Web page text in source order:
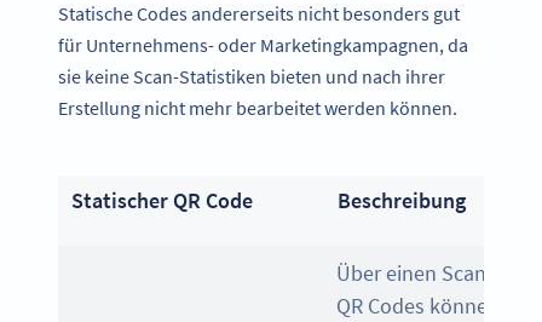
Statische Codes andererseits nicht besonders gut
für Unternehmens- oder Marketingkampagnen, da
sie keine Scan-Statistiken bieten und nach ihrer
Erstellung nicht mehr bearbeitet werden können.
Statischer QR Code Beschreibung
Über einen Scan
QR Codes können sich